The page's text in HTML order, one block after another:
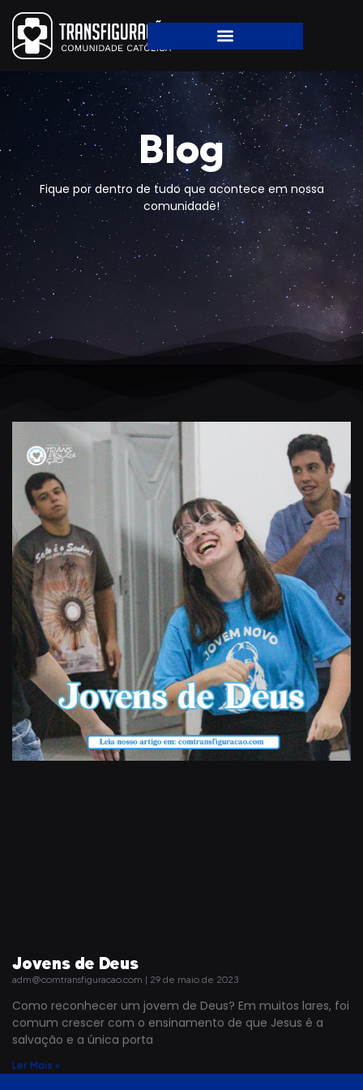
Blog
Fique por dentro de tudo que acontece em nossa
comunidade!
Jovens de Deus
adm@comtransfiguracao.com 29 de maio de 2023
Como reconhecer um jovem de Deus? Em muitos lares, foi
comum crescer com o ensinamento de que Jesus é a
salvação e a única porta
Ler Mais »